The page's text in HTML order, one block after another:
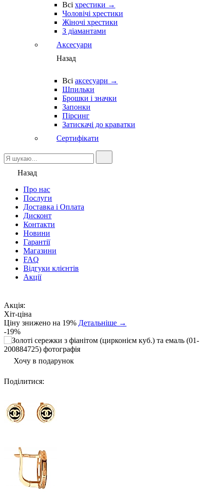
Всі хрестики →
Чоловічі хрестики
Жіночі хрестики
З діамантами
Аксесуари
Назад
Всі аксесуари →
Шпильки
Брошки і значки
Запонки
Пірсинг
Затискачі до краватки
Сертифікати
Назад
Про нас
Послуги
Доставка і Оплата
Дисконт
Контакти
Новини
Гарантії
Магазини
FAQ
Відгуки клієнтів
Акції
Акція:
Хіт-ціна
Ціну знижено на 19% Детальніше →
-19%
Хочу в подарунок
Поділитися: